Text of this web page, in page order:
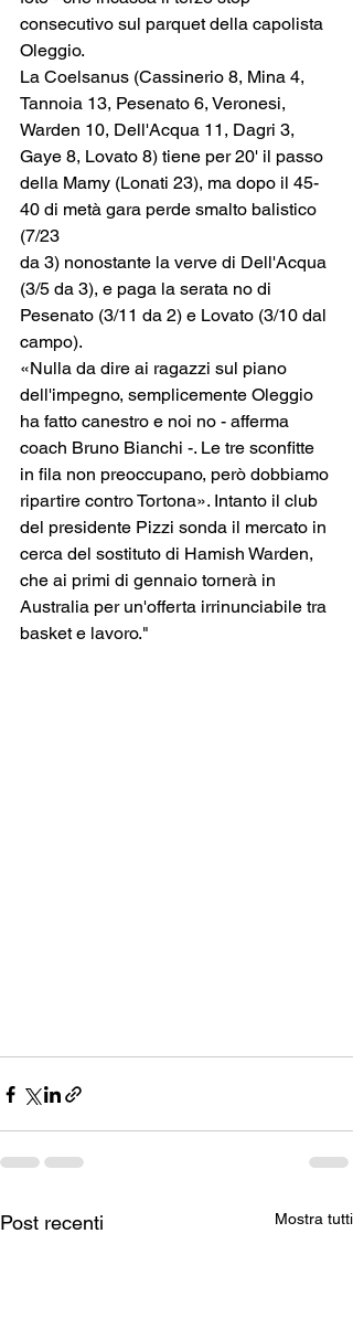
consecutivo sul parquet della capolista
Oleggio.
La Coelsanus (Cassinerio 8, Mina 4,
Tannoia 13, Pesenato 6, Veronesi,
Warden 10, Dell'Acqua 11, Dagri 3,
Gaye 8, Lovato 8) tiene per 20' il passo
della Mamy (Lonati 23), ma dopo il 45-
40 di metà gara perde smalto balistico
(7/23
da 3) nonostante la verve di Dell'Acqua
(3/5 da 3), e paga la serata no di
Pesenato (3/11 da 2) e Lovato (3/10 dal
campo).
«Nulla da dire ai ragazzi sul piano
dell'impegno, semplicemente Oleggio
ha fatto canestro e noi no - afferma
coach Bruno Bianchi -. Le tre sconfitte
in fila non preoccupano, però dobbiamo
ripartire contro Tortona». Intanto il club
del presidente Pizzi sonda il mercato in
cerca del sostituto di Hamish Warden,
che ai primi di gennaio tornerà in
Australia per un'offerta irrinunciabile tra
basket e lavoro."
Post recenti Mostra tutti